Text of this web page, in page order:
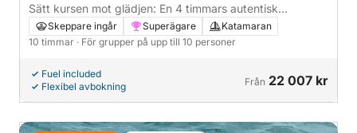
Sätt kursen mot glädjen: En 4 timmars autentisk
seglingstur i Marbella på en katamaran
Skeppare ingår Superägare
Katamaran
10 timmar · För grupper på upp till 10 personer
Fuel included
Flexibel avbokning
Från 22 007 kr